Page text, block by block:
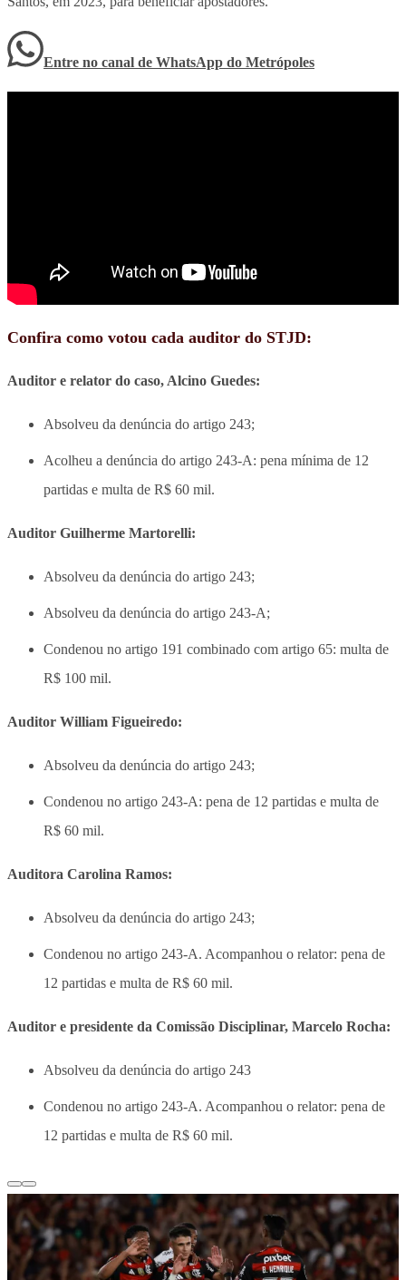
Entre no canal de WhatsApp do Metrópoles
Confira como votou cada auditor do STJD:
Auditor e relator do caso, Alcino Guedes:
Absolveu da denúncia do artigo 243;
Acolheu a denúncia do artigo 243-A: pena mínima de 12
partidas e multa de R$ 60 mil.
Auditor Guilherme Martorelli:
Absolveu da denúncia do artigo 243;
Absolveu da denúncia do artigo 243-A;
Condenou no artigo 191 combinado com artigo 65: multa de
R$ 100 mil.
Auditor William Figueiredo:
Absolveu da denúncia do artigo 243;
Condenou no artigo 243-A: pena de 12 partidas e multa de
R$ 60 mil.
Auditora Carolina Ramos:
Absolveu da denúncia do artigo 243;
Condenou no artigo 243-A. Acompanhou o relator: pena de
12 partidas e multa de R$ 60 mil.
Auditor e presidente da Comissão Disciplinar, Marcelo Rocha:
Absolveu da denúncia do artigo 243
Condenou no artigo 243-A. Acompanhou o relator: pena de
12 partidas e multa de R$ 60 mil.